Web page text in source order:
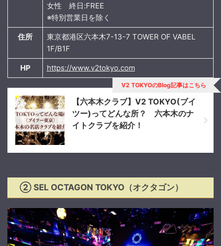
女性 終日:FREE
※特別営業日を除く
住所
東京都港区六本木7-13-7 TOWER OF VABEL
1F/B1F
HP https://www.v2tokyo.com
【六本木クラブ】V2 TOKYO(ブイ
ツー)ってどんな所？ 六本木のナ
イトクラブを紹介！
V2 TOKYOのBlog記事はこちら
② SEL OCTAGON TOKYO（オクタゴン）